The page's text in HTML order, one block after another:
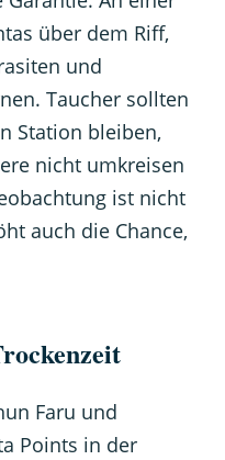
über dem Riff,
und
Taucher sollten
Station bleiben,
nicht umkreisen
ist nicht
auch die Chance,
Faru und
Points in der